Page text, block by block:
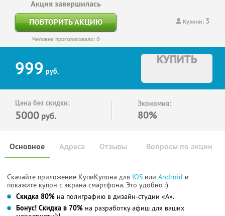
Купили: 3
Акция завершилась
ПОВТОРИТЬ АКЦИЮ
Человек проголосовало: 0
999 руб.
КУПИТЬ
Цена без скидки:
5000 руб.
Экономия:
80%
Основное Отзывы Вопросы по акции
Адреса
Скачайте приложение КупиКупона для IOS или Android и
покажите купон с экрана смартфона. Это удобно :)
Скидка 80% на полиграфию в дизайн-студии «А».
Бонус! Скидка в 70% на разработку афиш для ваших